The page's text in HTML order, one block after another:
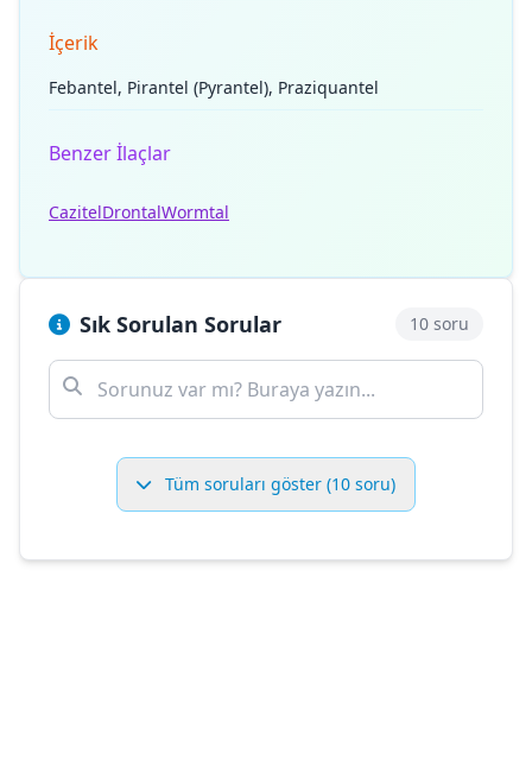
İçerik
Febantel, Pirantel (Pyrantel), Praziquantel
Benzer İlaçlar
CazitelDrontalWormtal
Sık Sorulan Sorular 10 soru
Tüm soruları göster (10 soru)